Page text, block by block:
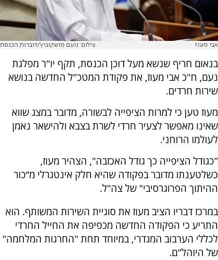
אבי מעוז צילום: נועם מושקוביץ/דוברות הכנסת
בנאום חריף שנשא מעל דוכן הכנסת, תקף יו"ר מפלגת
נעם, ח"כ אבי מעוז, את פקודת המטכ"ל החדשה בנושא
שירות חרדים.
מעוז טען כי למרות הציפייה לבשורה, מדובר במצג שווא
שאינו מאפשר לצעיר חרדי לשרת בצבא ולהישאר נאמן
לעולמו הרוחני.
"כגודל הציפייה כך גודל האכזבה", הצהיר מעוז,
כשלטענתו מדובר בפקודה שהיא חלק אינטגרלי מ“כור
ההיתוך הפרוגרסיבי" של צה"ל.
במרכז דבריו הציב מעוז את סוגיית השירות המשותף. הוא
התריע כי הפקודה החדשה מכפיפה את החייל החרדי
לכללי הערבוב המגדרי, במיוחד תחת "החרגות המלחמה"
של היוהל"ם.